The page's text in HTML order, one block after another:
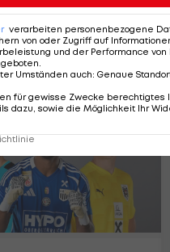
trifft am Dienstag im
verarbeiten personenbezogene
von oder Zugriff auf
und der Performance
Umständen auch: Genaue
für gewisse Zwecke berechtigtes
dazu, sowie die Möglichkeit Ihr